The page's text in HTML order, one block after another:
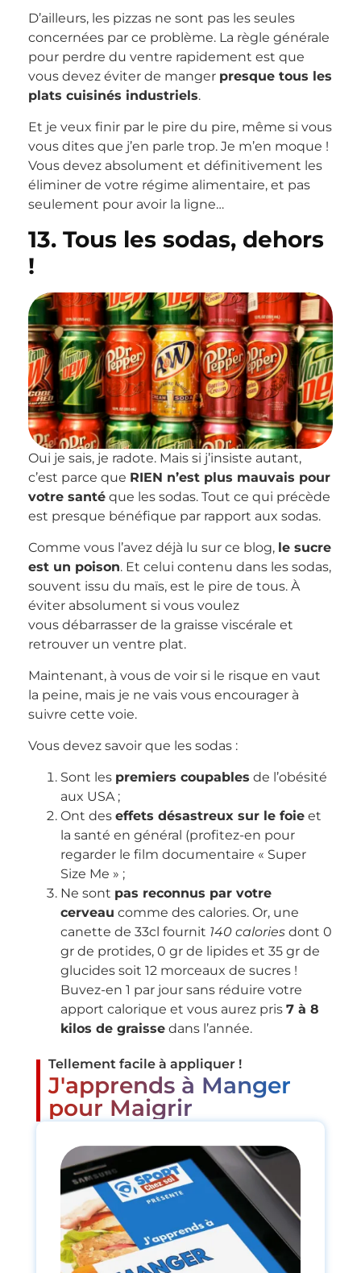
D’ailleurs, les pizzas ne sont pas les seules
concernées par ce problème. La règle générale
pour perdre du ventre rapidement est que
vous devez éviter de manger presque tous les
plats cuisinés industriels.
Et je veux finir par le pire du pire, même si vous
vous dites que j’en parle trop. Je m’en moque !
Vous devez absolument et définitivement les
éliminer de votre régime alimentaire, et pas
seulement pour avoir la ligne…
13. Tous les sodas, dehors
!
Oui je sais, je radote. Mais si j’insiste autant,
c’est parce que RIEN n’est plus mauvais pour
votre santé que les sodas. Tout ce qui précède
est presque bénéfique par rapport aux sodas.
Comme vous l’avez déjà lu sur ce blog, le sucre
est un poison. Et celui contenu dans les sodas,
souvent issu du maïs, est le pire de tous. À
éviter absolument si vous voulez
vous débarrasser de la graisse viscérale et
retrouver un ventre plat.
Maintenant, à vous de voir si le risque en vaut
la peine, mais je ne vais vous encourager à
suivre cette voie.
Vous devez savoir que les sodas :
Sont les premiers coupables de l’obésité
aux USA ;
Ont des effets désastreux sur le foie et
la santé en général (profitez-en pour
regarder le film documentaire « Super
Size Me » ;
Ne sont pas reconnus par votre
cerveau comme des calories. Or, une
canette de 33cl fournit 140 calories dont 0
gr de protides, 0 gr de lipides et 35 gr de
glucides soit 12 morceaux de sucres !
Buvez-en 1 par jour sans réduire votre
apport calorique et vous aurez pris 7 à 8
kilos de graisse dans l’année.
Tellement facile à appliquer !
J'apprends à Manger
pour Maigrir